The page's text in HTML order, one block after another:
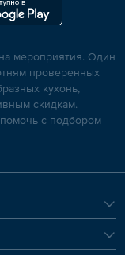
мероприятия. Один
проверенных
кухонь,
скидкам.
с подбором